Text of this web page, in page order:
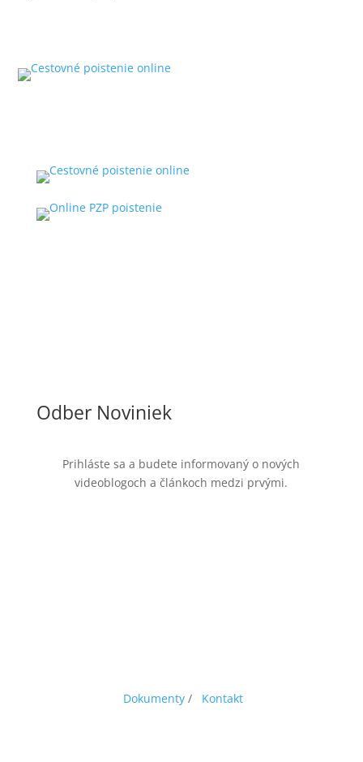
Odber Noviniek
Prihláste sa a budete informovaný o nových
videoblogoch a článkoch medzi prvými.
Dokumenty/ Kontakt